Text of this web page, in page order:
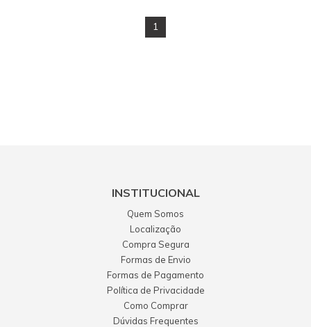
1
INSTITUCIONAL
Quem Somos
Localização
Compra Segura
Formas de Envio
Formas de Pagamento
Política de Privacidade
Como Comprar
Dúvidas Frequentes